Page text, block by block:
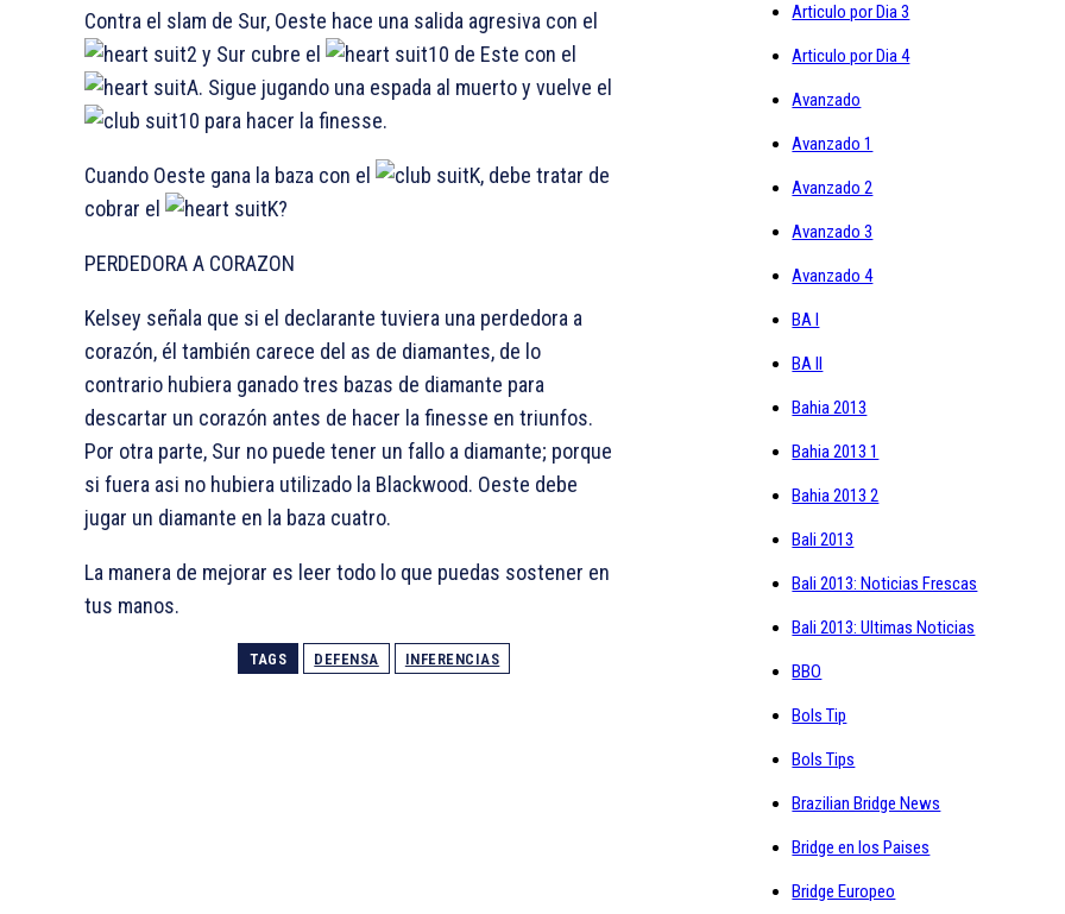
Contra el slam de Sur, Oeste hace una salida agresiva con el
2 y Sur cubre el
10 de Este con el
A. Sigue jugando una espada al muerto y vuelve el
10 para hacer la finesse.
Cuando Oeste gana la baza con el
K, debe tratar de
cobrar el
K?
PERDEDORA A CORAZON
Kelsey señala que si el declarante tuviera una perdedora a
corazón, él también carece del as de diamantes, de lo
contrario hubiera ganado tres bazas de diamante para
descartar un corazón antes de hacer la finesse en triunfos.
Por otra parte, Sur no puede tener un fallo a diamante; porque
si fuera asi no hubiera utilizado la Blackwood. Oeste debe
jugar un diamante en la baza cuatro.
La manera de mejorar es leer todo lo que puedas sostener en
tus manos.
TAGS DEFENSA INFERENCIAS
Articulo por Dia 3
Articulo por Dia 4
Avanzado
Avanzado 1
Avanzado 2
Avanzado 3
Avanzado 4
BA I
BA II
Bahia 2013
Bahia 2013 1
Bahia 2013 2
Bali 2013
Bali 2013: Noticias Frescas
Bali 2013: Ultimas Noticias
BBO
Bols Tip
Bols Tips
Brazilian Bridge News
Bridge en los Paises
Bridge Europeo